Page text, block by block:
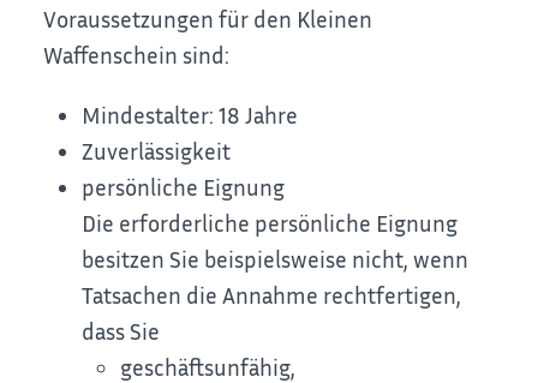
Voraussetzungen für den Kleinen
Waffenschein sind:
Mindestalter: 18 Jahre
Zuverlässigkeit
persönliche Eignung
Die erforderliche persönliche Eignung
besitzen Sie beispielsweise nicht, wenn
Tatsachen die Annahme rechtfertigen,
dass Sie
geschäftsunfähig,